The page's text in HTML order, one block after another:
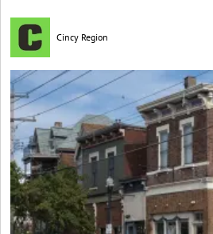
Cincy Region